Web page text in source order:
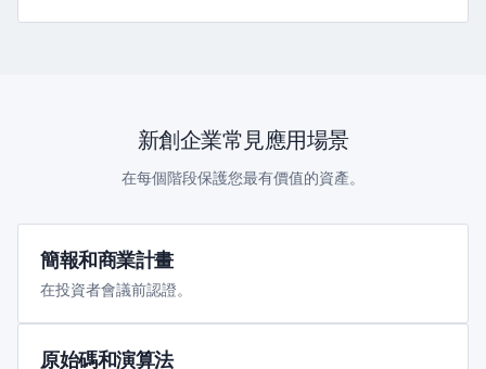
新創企業常見應用場景
在每個階段保護您最有價值的資產。
簡報和商業計畫
在投資者會議前認證。
原始碼和演算法